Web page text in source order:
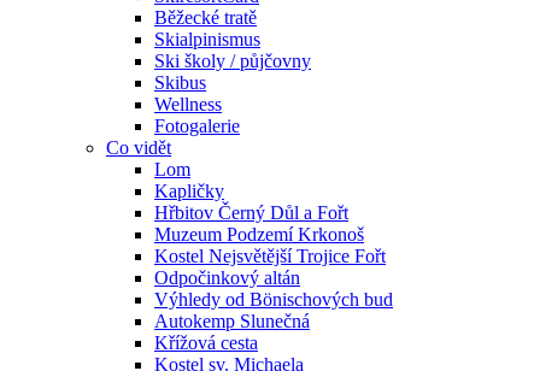
Běžecké tratě
Skialpinismus
Ski školy / půjčovny
Skibus
Wellness
Fotogalerie
Co vidět
Lom
Kapličky
Hřbitov Černý Důl a Fořt
Muzeum Podzemí Krkonoš
Kostel Nejsvětější Trojice Fořt
Odpočinkový altán
Výhledy od Bönischových bud
Autokemp Slunečná
Křížová cesta
Kostel sv. Michaela